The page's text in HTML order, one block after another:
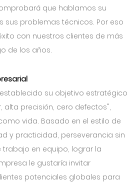
que hablamos su
sus problemas técnicos. Por eso
con nuestros clientes de más
de los años.
su objetivo estratégico
alta precisión, cero defectos",
vida. Basado en el estilo de
y practicidad, perseverancia sin
trabajo en equipo, lograr la
le gustaría invitar
potenciales globales para